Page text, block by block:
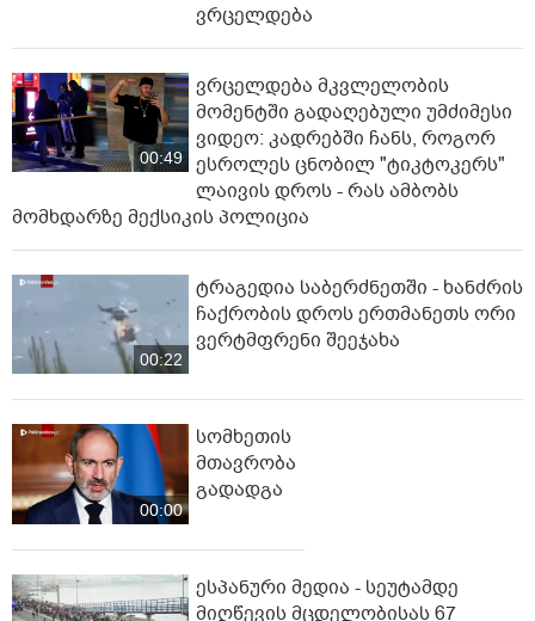
ვრცელდება
00:49
ვრცელდება მკვლელობის
მომენტში გადაღებული უმძიმესი
ვიდეო: კადრებში ჩანს, როგორ
ესროლეს ცნობილ "ტიკტოკერს"
ლაივის დროს - რას ამბობს
მომხდარზე მექსიკის პოლიცია
00:22
ტრაგედია საბერძნეთში - ხანძრის
ჩაქრობის დროს ერთმანეთს ორი
ვერტმფრენი შეეჯახა
00:00
სომხეთის
მთავრობა
გადადგა
ესპანური მედია - სეუტამდე
მიღწევის მცდელობისას 67